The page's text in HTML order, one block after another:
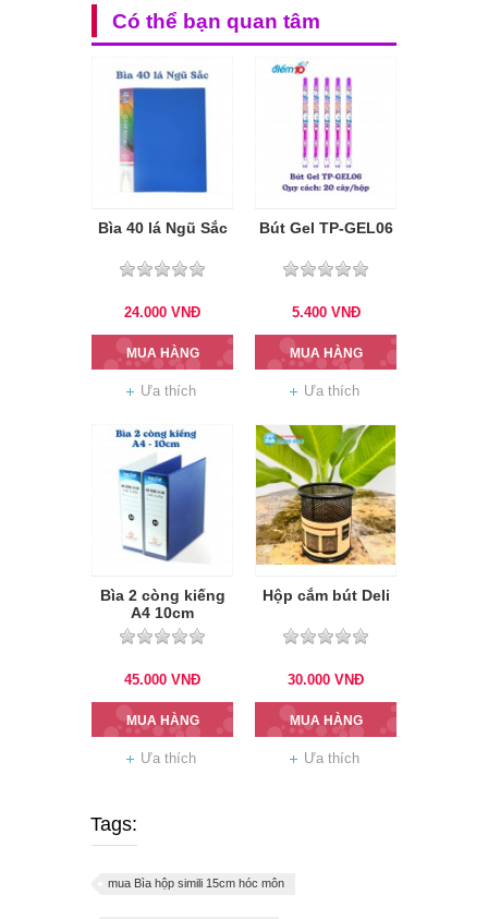
Có thể bạn quan tâm
Bìa 40 lá Ngũ Sắc
24.000 VNĐ
MUA HÀNG
Ưa thích
Bút Gel TP-GEL06
5.400 VNĐ
MUA HÀNG
Ưa thích
Bìa 2 còng kiếng
A4 10cm
45.000 VNĐ
MUA HÀNG
Ưa thích
Hộp cắm bút Deli
30.000 VNĐ
MUA HÀNG
Ưa thích
Tags:
mua Bìa hộp simili 15cm hóc môn